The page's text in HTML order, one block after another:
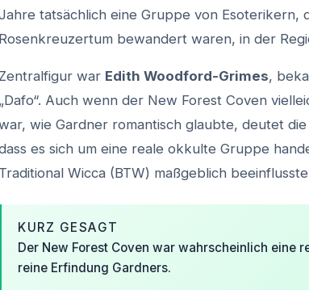
tatsächlich eine Gruppe von Esoterikern,
Rosenkreuzertum bewandert waren, in der
Zentralfigur war Edith Woodford-Grimes,
„Dafo“. Auch wenn der New Forest Coven
wie Gardner romantisch glaubte, deutet
es sich um eine reale okkulte Gruppe
Traditional Wicca (BTW) maßgeblich
KURZ GESAGT
Der New Forest Coven war wahrscheinlich eine
reine Erfindung Gardners.